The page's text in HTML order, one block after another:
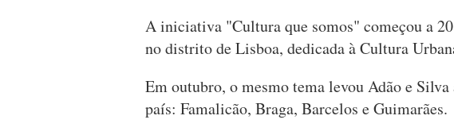
A iniciativa "Cultura que somos" começou a
no distrito de Lisboa, dedicada à Cultura
Em outubro, o mesmo tema levou Adão e
país: Famalicão, Braga, Barcelos e Guimarães.